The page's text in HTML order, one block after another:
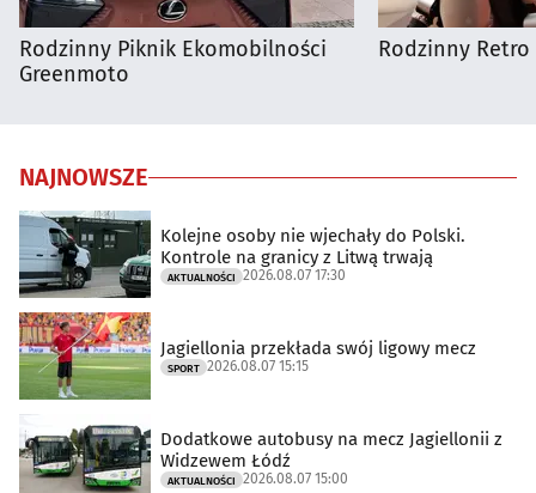
Rodzinny Piknik Ekomobilności
Greenmoto
Rodzinny Retro
NAJNOWSZE
Kolejne osoby nie wjechały do Polski.
Kontrole na granicy z Litwą trwają
AKTUALNOŚCI 2026.08.07 17:30
Jagiellonia przekłada swój ligowy mecz
SPORT 2026.08.07 15:15
Dodatkowe autobusy na mecz Jagiellonii z
Widzewem Łódź
AKTUALNOŚCI 2026.08.07 15:00